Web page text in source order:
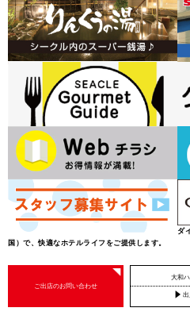
ダ
国）で、快適なホテルライフをご提供します。
ご出店のお問い合わせ
大和